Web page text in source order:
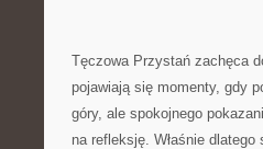
Tęczowa Przystań zachęca
pojawiają się momenty, gdy
góry, ale spokojnego
na refleksję. Właśnie